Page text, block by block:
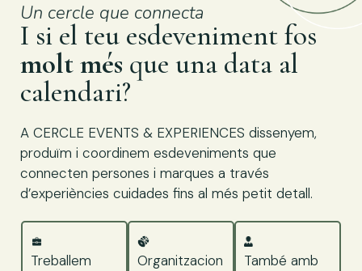
Un cercle que connecta
I si el teu esdeveniment fos
molt més que una data al
calendari?
A CERCLE EVENTS & EXPERIENCES dissenyem,
produïm i coordinem esdeveniments que
connecten persones i marques a través
d’experiències cuidades fins al més petit detall.
Treballem
Organitzacion
També amb